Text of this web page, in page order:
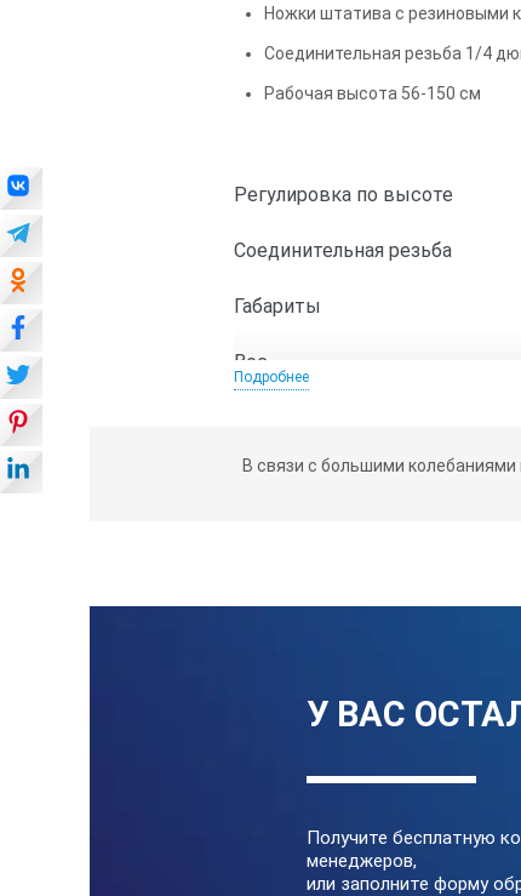
Ножки штатива с резиновыми
Соединительная резьба 1/4
Рабочая высота 56-150 см
Регулировка по высоте
Соединительная резьба
Габариты
Вес
Подробнее
В связи с большими
У ВАС
Получите бесплатную
менеджеров,
или заполните форму